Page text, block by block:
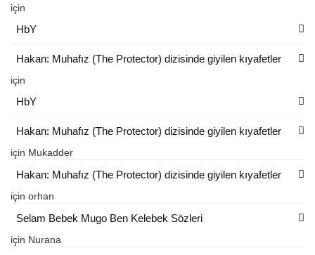
için
HbY
Hakan: Muhafız (The Protector) dizisinde giyilen kıyafetler
için
HbY
Hakan: Muhafız (The Protector) dizisinde giyilen kıyafetler
için Mukadder
Hakan: Muhafız (The Protector) dizisinde giyilen kıyafetler
için orhan
Selam Bebek Mugo Ben Kelebek Sözleri
için Nurana